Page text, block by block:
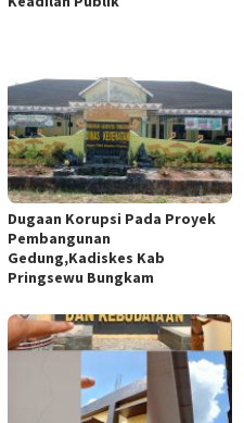
Dugaan Korupsi Pada Proyek
Pembangunan
Gedung,Kadiskes Kab
Pringsewu Bungkam